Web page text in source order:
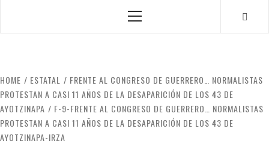
Primary
HOME ESTATAL
FRENTE AL CONGRESO DE GUERRERO… NORMALISTAS
PROTESTAN A CASI 11 AÑOS DE LA DESAPARICIÓN DE LOS 43 DE
AYOTZINAPA
F-9-FRENTE AL CONGRESO DE GUERRERO… NORMALISTAS
PROTESTAN A CASI 11 AÑOS DE LA DESAPARICIÓN DE LOS 43 DE
AYOTZINAPA-IRZA